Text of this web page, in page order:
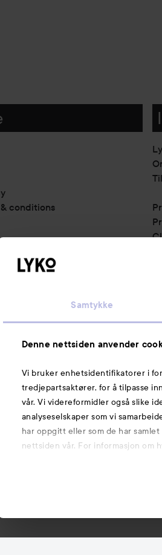
Samtykke
Denne nettsiden anvender
Vi bruker enhetsidentifikatorer i
tredjepartsaktører, for å tilpasse
vår. Vi videreformidler også slike
analyseselskaper som vi
har oppgitt eller som de har
nettsiden vår. For informasjon om
conditions
av Avensia